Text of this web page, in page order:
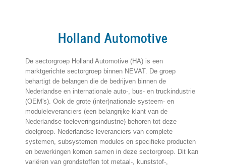
Holland Automotive
De sectorgroep Holland Automotive (HA) is een
marktgerichte sectorgroep binnen NEVAT. De groep
behartigt de belangen die de bedrijven binnen de
Nederlandse en internationale auto-, bus- en truckindustrie
(OEM's). Ook de grote (inter)nationale systeem- en
moduleleveranciers (een belangrijke klant van de
Nederlandse toeleveringsindustrie) behoren tot deze
doelgroep. Nederlandse leveranciers van complete
systemen, subsystemen modules en specifieke producten
en bewerkingen komen samen in deze sectorgroep. Dit kan
variëren van grondstoffen tot metaal-, kunststof-,